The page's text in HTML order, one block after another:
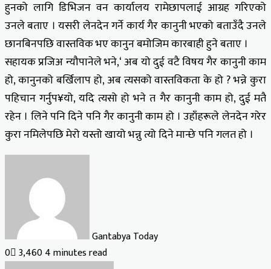
हुनको लागि डिभिजन वन कार्यालय रामेछापलाई आग्रह गरिएको
उनले बताए । यसरी लेनदेन गर्ने कार्य गैर कानुनी भएको बताउँदै उनले
छानबिनपछि वास्तविक भए कानुन बमोजिम कारबाही हुने बताए ।
सहायक प्रजिअ न्यौपानेले भने,‘ अब यो दुई वटै विषय गैर कानुनी काम
हो, कानुनको बर्खिलाप हो, अब त्यसको वास्तविकता के हो ? भन्ने कुरा
पहिचान गर्नुप¥यो, यदि त्यसो हो भने त गैर कानुनी काम हो, दुई मतै
रहेन । लिने पनि दिने पनि गैर कानुनी काम हो । उहाँहरूले लेनदेन गरेर
कुरा नमिलेपछि मेरो यस्तो खायो भन्नु त्यो दिने मान्छे पनि गलत हो ।
Gantabya Today
0 3,4604 minutes read